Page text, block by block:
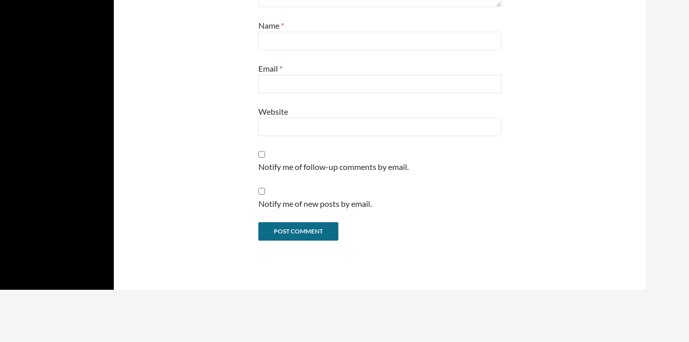
Name *
Email *
Website
Notify me of follow-up comments by email.
Notify me of new posts by email.